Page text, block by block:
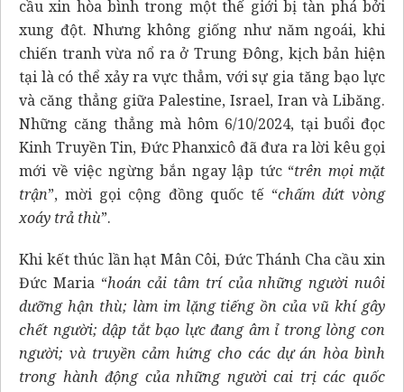
cầu xin hòa bình trong một thế giới bị tàn phá bởi
xung đột. Nhưng không giống như năm ngoái, khi
chiến tranh vừa nổ ra ở Trung Đông, kịch bản hiện
tại là có thể xảy ra vực thẳm, với sự gia tăng bạo lực
và căng thẳng giữa Palestine, Israel, Iran và Libăng.
Những căng thẳng mà hôm 6/10/2024, tại buổi đọc
Kinh Truyền Tin, Đức Phanxicô đã đưa ra lời kêu gọi
mới về việc ngừng bắn ngay lập tức “trên mọi mặt
trận”, mời gọi cộng đồng quốc tế “chấm dứt vòng
xoáy trả thù”.
Khi kết thúc lần hạt Mân Côi, Đức Thánh Cha cầu xin
Đức Maria “hoán cải tâm trí của những người nuôi
dưỡng hận thù; làm im lặng tiếng ồn của vũ khí gây
chết người; dập tắt bạo lực đang âm ỉ trong lòng con
người; và truyền cảm hứng cho các dự án hòa bình
trong hành động của những người cai trị các quốc